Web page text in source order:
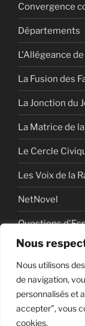
Nous
Nous utilisons
de navigation,
personnalisés et
accepter", vous
cookies.
Convergence
Départements
L'Allégeance
La Fusion des
La Jonction du
La Matrice de
Le Cercle
Les Voix de la
NetNovel
Questions
Série
Série vidéo